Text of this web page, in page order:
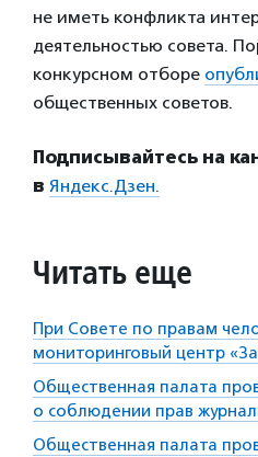
не иметь конфликта
деятельностью совета.
конкурсном отборе
общественных советов.
Подписывайтесь на
в Яндекс.Дзен.
Читать еще
При Совете по правам
мониторинговый центр
Общественная палата
о соблюдении прав
Общественная палата